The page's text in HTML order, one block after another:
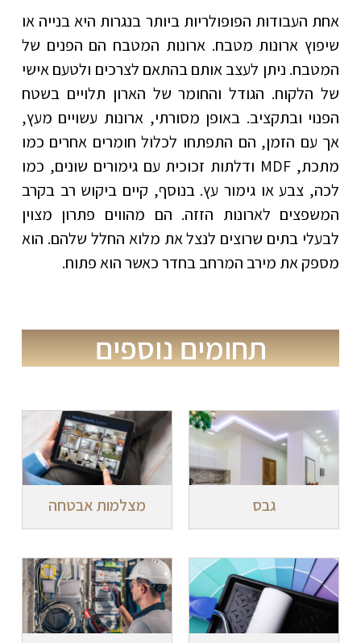
אחת העבודות הפופולריות ביותר בנגרות היא בנייה או
שיפוץ ארונות מטבח. ארונות המטבח הם הפנים של
המטבח. ניתן לעצב אותם בהתאם לצרכים ולטעם אישי
של הלקוח. הגודל והחומר של הארון תלויים בשטח
הפנוי ובתקציב. באופן מסורתי, ארונות עשויים מעץ,
אך עם הזמן, הם התפתחו לכלול חומרים אחרים כמו
מתכת, MDF ודלתות זכוכית עם גימורים שונים, כמו
לכה, צבע או גימור עץ. בנוסף, קיים ביקוש רב בקרב
המשפצים לארונות הזזה. הם מהווים פתרון מצוין
לבעלי בתים שרוצים לנצל את מלוא החלל שלהם. הוא
מספק את מירב המרחב בחדר כאשר הוא פתוח.
תחומים נוספים
גבס מצלמות אבטחה